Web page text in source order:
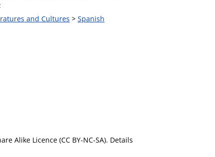
and Cultures > Spanish
Alike Licence (CC BY-NC-SA). Details